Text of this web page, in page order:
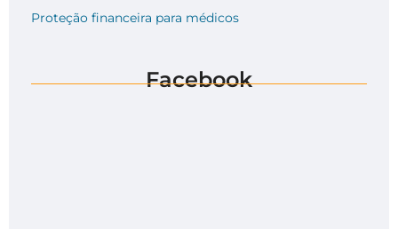
Proteção financeira para médicos
Facebook